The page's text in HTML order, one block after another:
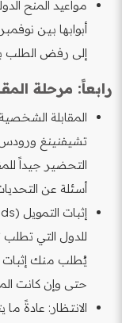
إلى رفض الطلب
رابعاً: مرحلة
تشيفنينغ
التحضير جيداً
أسئلة عن
للدول التي تطلب
يُطلب منك إثبات
حتى وإن كانت
الانتظار: عادةً